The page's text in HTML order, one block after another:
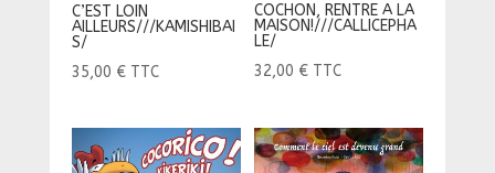
C’EST LOIN
AILLEURS///KAMISHIBAI
S/
35,00 € TTC
COCHON, RENTRE A LA
MAISON!///CALLICEPHA
LE/
32,00 € TTC